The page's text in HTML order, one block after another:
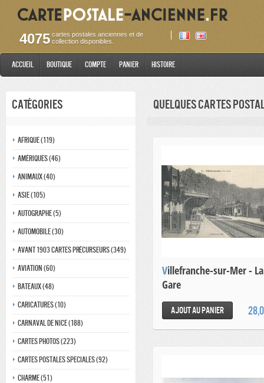
4075 cartes postales anciennes et de
collection disponibles.
Accueil Boutique Compte Panier Histoire
Catégories
Afrique (119)
Amériques (46)
Animaux (40)
Asie (105)
Autographe (5)
Automobile (30)
Avant 1903 Cartes précurseurs (349)
Aviation (60)
Bateaux (48)
Caricatures (10)
Carnaval de nice (188)
Cartes photos (223)
Cartes postales speciales (92)
Charme (51)
Quelques cartes
Villefranche-sur-Mer - La
Gare
Ajout au panier